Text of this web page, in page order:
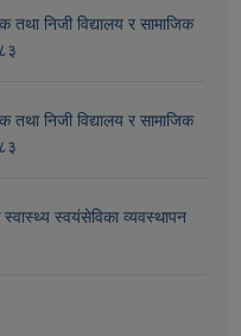
तथा निजी विद्यालय र सामाजिक
तथा निजी विद्यालय र सामाजिक
स्वास्थ्य स्वयंसेविका व्यवस्थापन